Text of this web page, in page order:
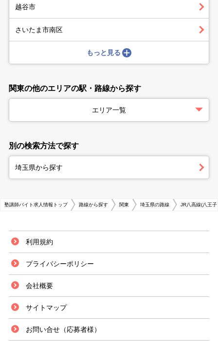
越谷市
さいたま市南区
もっと見る
関東の他のエリアの駅・路線から探す
エリア一覧
別の検索方法で探す
埼玉県から探す
塾講師バイト求人情報トップ 路線から探す 関東 埼玉県の路線 JR八高線(八王
利用規約
プライバシーポリシー
会社概要
サイトマップ
お問い合せ（応募者様）